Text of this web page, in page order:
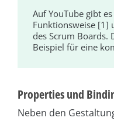
Auf YouTube gibt
Funktionsweise [1]
des Scrum Boards.
Beispiel für eine
Properties und
Neben den